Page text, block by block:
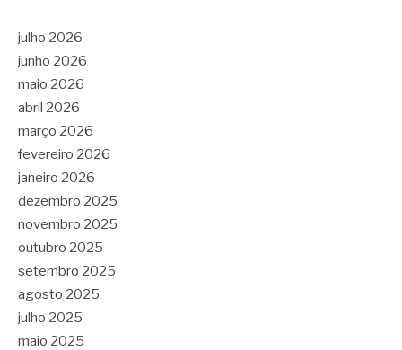
julho 2026
junho 2026
maio 2026
abril 2026
março 2026
fevereiro 2026
janeiro 2026
dezembro 2025
novembro 2025
outubro 2025
setembro 2025
agosto 2025
julho 2025
maio 2025